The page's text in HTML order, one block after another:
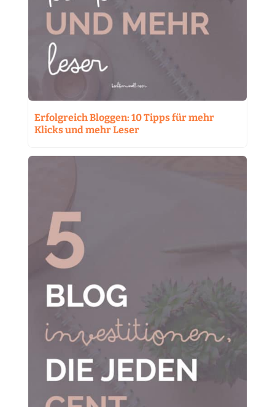
Erfolgreich Bloggen: 10 Tipps für mehr
Klicks und mehr Leser